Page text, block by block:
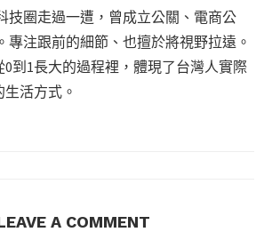
技圈走過一遭，曾成立公關、電商公
專注跟前的細節、也擅於將視野拉遠。
0到1長大的過程裡，體現了台灣人實際
活方式。
A COMMENT